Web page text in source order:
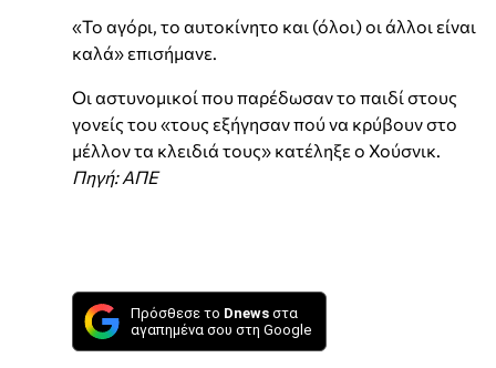
«Το αγόρι, το αυτοκίνητο και (όλοι) οι άλλοι είναι
καλά» επισήμανε.
Οι αστυνομικοί που παρέδωσαν το παιδί στους
γονείς του «τους εξήγησαν πού να κρύβουν στο
μέλλον τα κλειδιά τους» κατέληξε ο Χούσνικ.
Πηγή: ΑΠΕ
Πρόσθεσε το Dnews στα
αγαπημένα σου στη Google